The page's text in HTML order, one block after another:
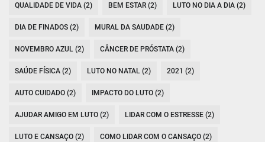
QUALIDADE DE VIDA (2) BEM ESTAR (2) LUTO NO DIA A DIA (2)
DIA DE FINADOS (2) MURAL DA SAUDADE (2)
NOVEMBRO AZUL (2) CÂNCER DE PRÓSTATA (2)
SAÚDE FÍSICA (2) LUTO NO NATAL (2) 2021 (2)
AUTO CUIDADO (2) IMPACTO DO LUTO (2)
AJUDAR AMIGO EM LUTO (2) LIDAR COM O ESTRESSE (2)
LUTO E CANSAÇO (2) COMO LIDAR COM O CANSAÇO (2)